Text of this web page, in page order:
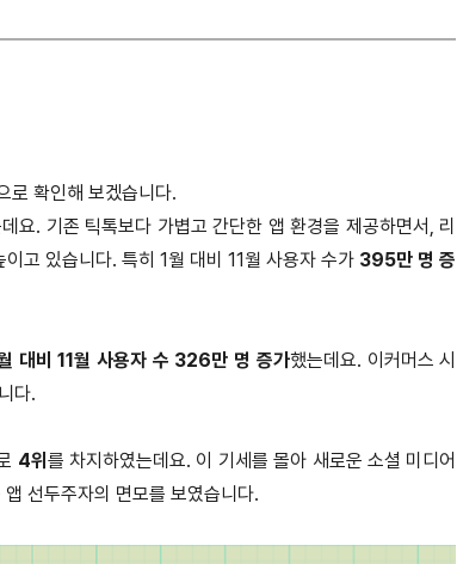
로 확인해 보겠습니다.
요. 기존 틱톡보다 가볍고 간단한 앱 환경을 제공하면서, 리
고 있습니다. 특히 1월 대비 11월 사용자 수가 395만 명 증
대비 11월 사용자 수 326만 명 증가했는데요. 이커머스 시
다.
4위 를 차지하였는데요. 이 기세를 몰아 새로운 소셜 미디어
앱 선두주자의 면모를 보였습니다.